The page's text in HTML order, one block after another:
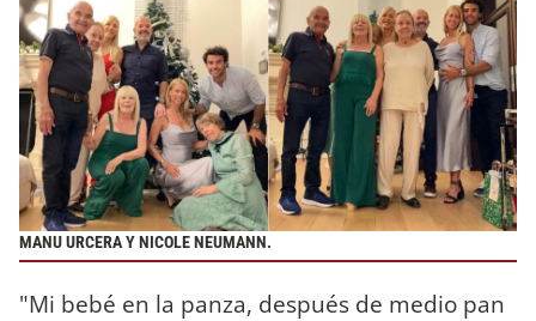
MANU URCERA Y NICOLE NEUMANN.
"Mi bebé en la panza, después de medio pan